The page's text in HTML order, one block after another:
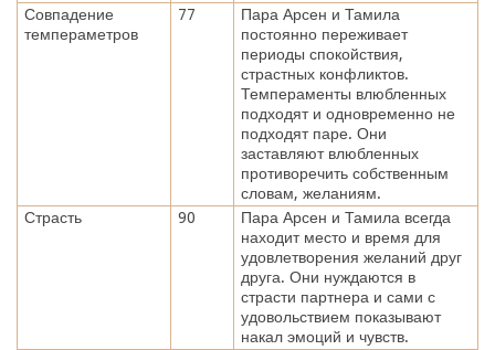
Совпадение
темпераметров
77
Пара Арсен и Тамила
постоянно переживает
периоды спокойствия,
страстных конфликтов.
Темпераменты влюбленных
подходят и одновременно не
подходят паре. Они
заставляют влюбленных
противоречить собственным
словам, желаниям.
Страсть
90
Пара Арсен и Тамила всегда
находит место и время для
удовлетворения желаний друг
друга. Они нуждаются в
страсти партнера и сами с
удовольствием показывают
накал эмоций и чувств.